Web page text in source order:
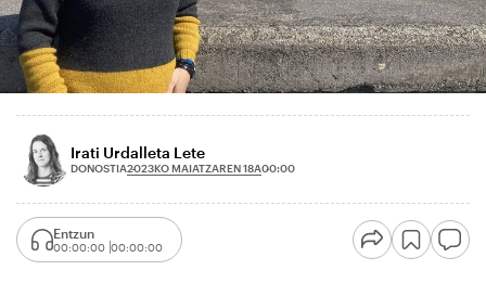
Irati Urdalleta Lete
DONOSTIA2023KO MAIATZAREN 18A00:00
Entzun
00:00:00 00:00:00